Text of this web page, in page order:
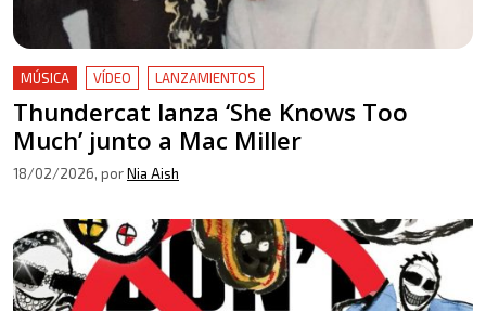
MÚSICA VÍDEO LANZAMIENTOS
Thundercat lanza ‘She Knows Too
Much’ junto a Mac Miller
18/02/2026, porNia Aish